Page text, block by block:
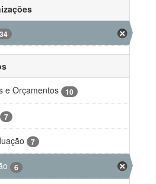
34
e Orçamentos
10
7
7
6